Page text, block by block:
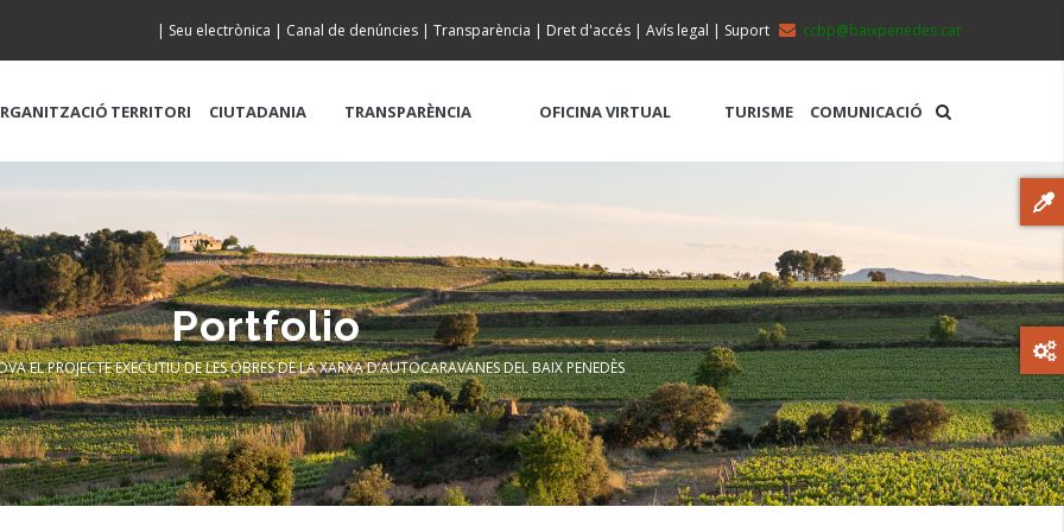
ccbp@baixpenedes.cat
| Seu electrònica | Canal de denúncies | Transparència | Dret d'accés | Avís legal | Suport
TERRITORI CIUTADANIA TRANSPARÈNCIA OFICINA VIRTUAL TURISME COMUNICACIÓ
Portfolio
EL PROJECTE EXECUTIU DE LES OBRES DE LA XARXA D’AUTOCARAVANES DEL BAIX PENEDÈS